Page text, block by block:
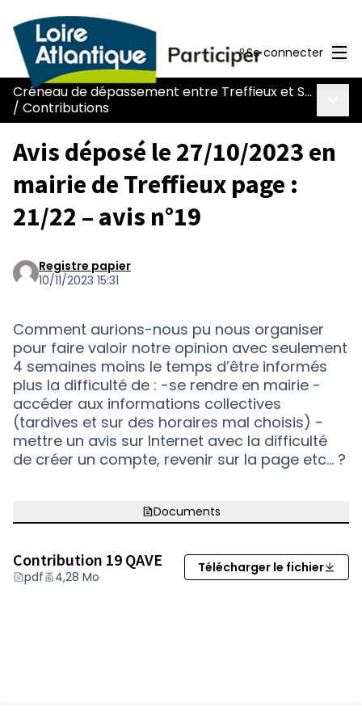
Se connecter
Créneau de dépassement entre Treffieux et Saint-Vincent-des-Landes
/ Contributions
Avis déposé le 27/10/2023 en
mairie de Treffieux page :
21/22 – avis n°19
Registre papier
10/11/2023 15:31
Comment aurions-nous pu nous organiser
pour faire valoir notre opinion avec seulement
4 semaines moins le temps d’être informés
plus la difficulté de : -se rendre en mairie -
accéder aux informations collectives
(tardives et sur des horaires mal choisis) -
mettre un avis sur Internet avec la difficulté
de créer un compte, revenir sur la page etc… ?
Documents
Contribution 19 QAVE
(Lien externe)
pdf 4,28 Mo
Télécharger le fichier